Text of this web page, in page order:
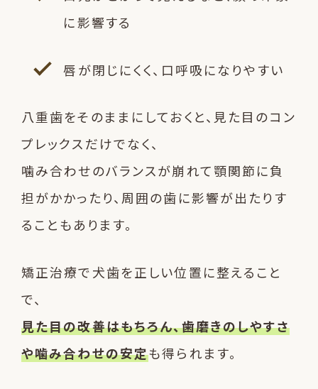
に影響する
唇が閉じにくく、口呼吸になりやすい
八重歯をそのままにしておくと、見た目のコン
プレックスだけでなく、
噛み合わせのバランスが崩れて顎関節に負
担がかかったり、周囲の歯に影響が出たりす
ることもあります。
矯正治療で犬歯を正しい位置に整えること
で、
見た目の改善はもちろん、歯磨きのしやすさ
や噛み合わせの安定も得られます。